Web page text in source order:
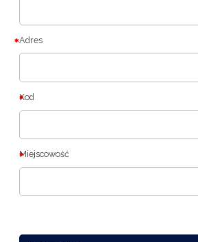
Adres
Kod
Miejscowość